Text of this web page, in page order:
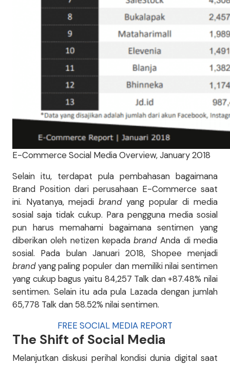
E-Commerce Social Media Overview, January 2018
Selain itu, terdapat pula pembahasan bagaimana
Brand Position dari perusahaan E-Commerce saat
ini. Nyatanya, mejadibrandyang popular di media
sosial saja tidak cukup. Para pengguna media sosial
pun harus memahami bagaimana sentimen yang
diberikan oleh netizen kepadabrandAnda di media
sosial. Pada bulan Januari 2018, Shopee menjadi
brandyang paling populer dan memiliki nilai sentimen
yang cukup bagus yaitu 84,257 Talk dan +87.48% nilai
sentimen. Selain itu ada pula Lazada dengan jumlah
65,778 Talk dan 58.52% nilai sentimen.
FREE SOCIAL MEDIA REPORT
The Shift of Social Media
Melanjutkan diskusi perihal kondisi dunia digital saat